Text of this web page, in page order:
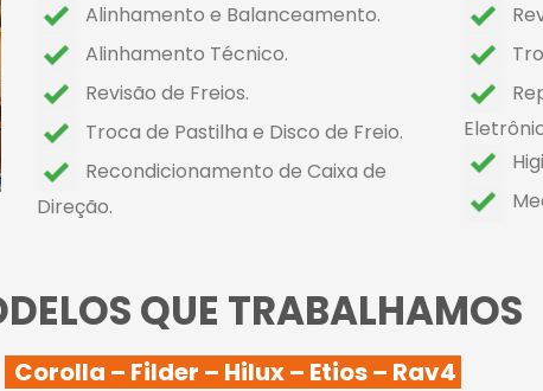
Alinhamento e Balanceamento.
Alinhamento Técnico.
Revisão de Freios.
Troca de Pastilha e Disco de Freio.
Recondicionamento de Caixa de
Direção.
QUE TRABALHAMOS
Corolla – Filder – Hilux – Etios – Rav4